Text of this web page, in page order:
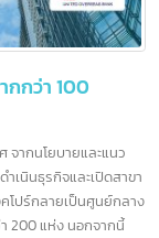
ากกว่า 100
ศ จากนโยบายและแนว